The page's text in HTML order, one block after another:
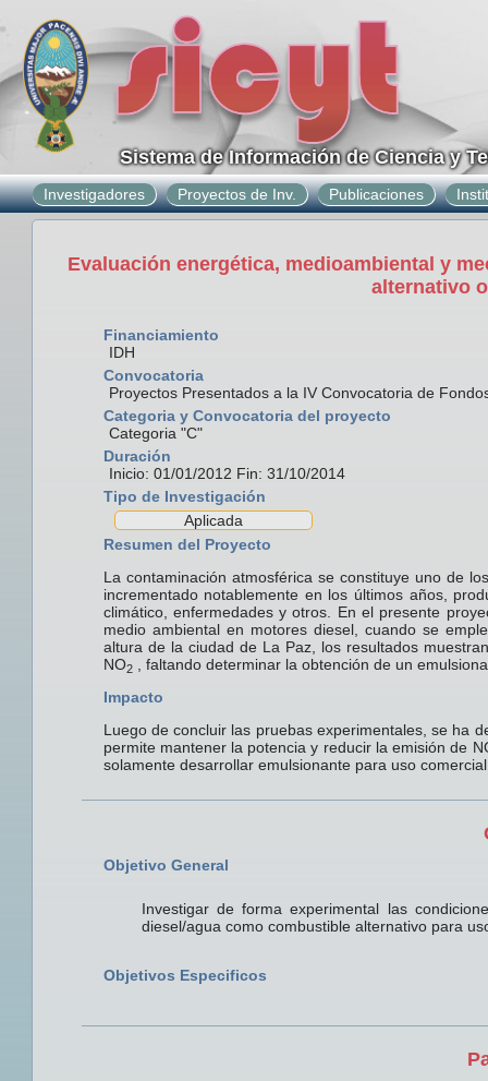
Sistema de Información de Ciencia y
Investigadores Proyectos de Inv. Publicaciones
Evaluación energética, medioambiental y
alternativo
Financiamiento
IDH
Convocatoria
Proyectos Presentados a la IV Convocatoria de
Categoria y Convocatoria del proyecto
Categoria "C"
Duración
Inicio: 01/01/2012 Fin: 31/10/2014
Tipo de Investigación
Aplicada
Resumen del Proyecto
La contaminación atmosférica se constituye uno de
incrementado notablemente en los últimos años,
climático, enfermedades y otros. En el presente
medio ambiental en motores diesel, cuando se
altura de la ciudad de La Paz, los resultados
NO2, faltando determinar la obtención de un
Impacto
Luego de concluir las pruebas experimentales, se ha
permite mantener la potencia y reducir la emisión de
solamente desarrollar emulsionante para uso
Objetivo General
Investigar de forma experimental las
diesel/agua como combustible alternativo para
Objetivos Especificos